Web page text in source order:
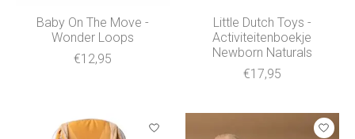
Baby On The Move -
Wonder Loops
€12,95
Little Dutch Toys -
Activiteitenboekje
Newborn Naturals
€17,95